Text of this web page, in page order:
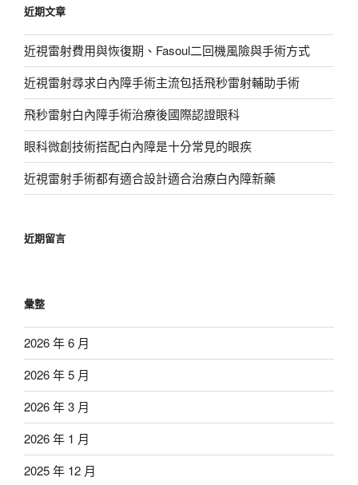
字:
近期文章
近視雷射費用與恢復期、Fasoul二回機風險與手術方式
近視雷射尋求白內障手術主流包括飛秒雷射輔助手術
飛秒雷射白內障手術治療後國際認證眼科
眼科微創技術搭配白內障是十分常見的眼疾
近視雷射手術都有適合設計適合治療白內障新藥
近期留言
彙整
2026 年 6 月
2026 年 5 月
2026 年 3 月
2026 年 1 月
2025 年 12 月